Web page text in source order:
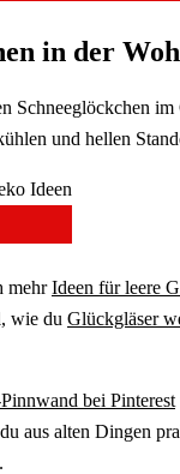
in der
Schneeglöckchen
und hellen
mehrIdeen für leere
wie du Glückgläser
bei Pinterest
aus alten Dingen